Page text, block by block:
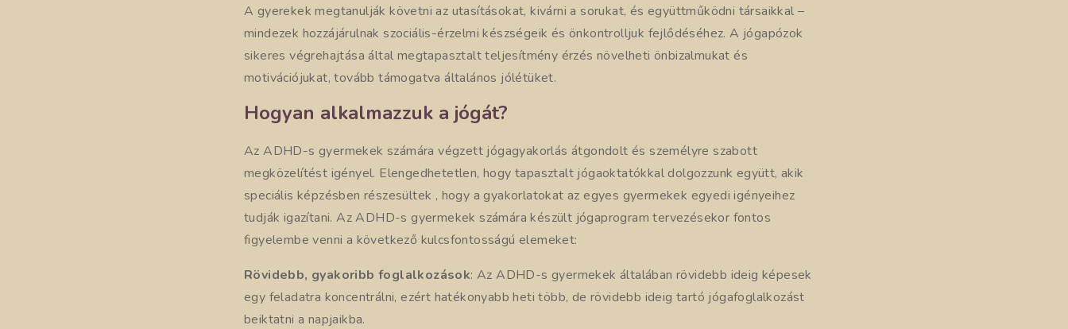
A gyerekek megtanulják követni az utasításokat, kivárni a sorukat, és együttműködni társaikkal –
mindezek hozzájárulnak szociális-érzelmi készségeik és önkontrolljuk fejlődéséhez. A jógapózok
sikeres végrehajtása által megtapasztalt teljesítmény érzés növelheti önbizalmukat és
motivációjukat, tovább támogatva általános jólétüket.
Hogyan alkalmazzuk a jógát?
Az ADHD-s gyermekek számára végzett jógagyakorlás átgondolt és személyre szabott
megközelítést igényel. Elengedhetetlen, hogy tapasztalt jógaoktatókkal dolgozzunk együtt, akik
speciális képzésben részesültek , hogy a gyakorlatokat az egyes gyermekek egyedi igényeihez
tudják igazítani. Az ADHD-s gyermekek számára készült jógaprogram tervezésekor fontos
figyelembe venni a következő kulcsfontosságú elemeket:
Rövidebb, gyakoribb foglalkozások: Az ADHD-s gyermekek általában rövidebb ideig képesek
egy feladatra koncentrálni, ezért hatékonyabb heti több, de rövidebb ideig tartó jógafoglalkozást
beiktatni a napjaikba.